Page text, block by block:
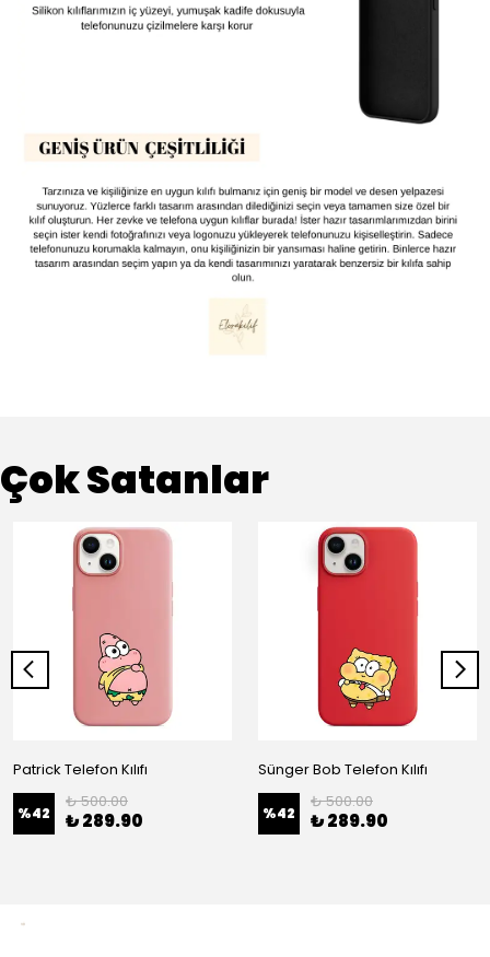
Çok Satanlar
Patrick Telefon Kılıfı
%42
₺ 500.00
₺ 289.90
Sünger Bob Telefon Kılıfı
%42
₺ 500.00
₺ 289.90